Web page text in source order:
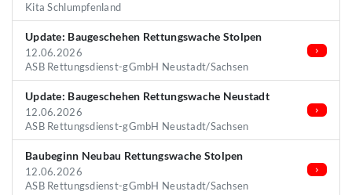
Kita Schlumpfenland
Update: Baugeschehen Rettungswache Stolpen
12.06.2026
ASB Rettungsdienst-gGmbH Neustadt/Sachsen
Update: Baugeschehen Rettungswache Neustadt
12.06.2026
ASB Rettungsdienst-gGmbH Neustadt/Sachsen
Baubeginn Neubau Rettungswache Stolpen
12.06.2026
ASB Rettungsdienst-gGmbH Neustadt/Sachsen